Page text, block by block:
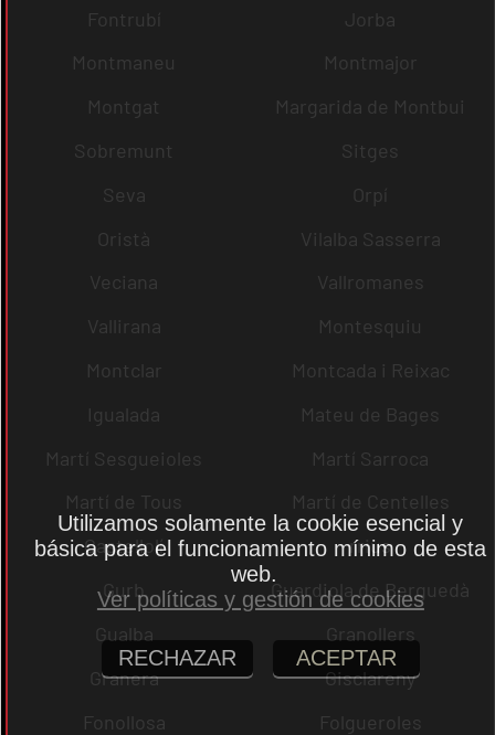
Fontrubí
Jorba
Montmaneu
Montmajor
Montgat
Margarida de Montbui
Sobremunt
Sitges
Seva
Orpí
Oristà
Vilalba Sasserra
Veciana
Vallromanes
Vallirana
Montesquiu
Montclar
Montcada i Reixac
Igualada
Mateu de Bages
Martí Sesgueioles
Martí Sarroca
Martí de Tous
Martí de Centelles
Castellolí
rrius
Gurb
Guardiola de Berguedà
Gualba
Granollers
Granera
Gisclareny
Fonollosa
Folgueroles
Utilizamos solamente la cookie esencial y
básica para el funcionamiento mínimo de esta
web.
Ver políticas y gestión de cookies
RECHAZAR ACEPTAR